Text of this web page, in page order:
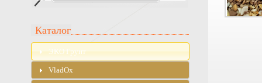
Каталог
ЭKO Грунт
VladOx